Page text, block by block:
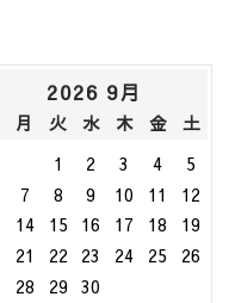
2026 9月
月 火 水 木 金
土
1
2 3 4
5
7 8 9 10 11
12
14 15 16 17 18
19
21 22 23 24 25
26
28 29 30